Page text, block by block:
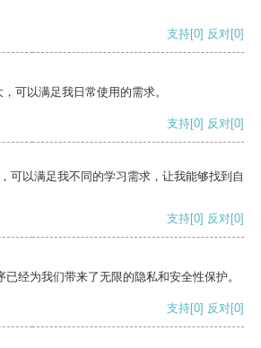
支持[0] 反对[0]
可以满足我日常使用的需求。
支持[0] 反对[0]
可以满足我不同的学习需求，让我能够找到自
支持[0] 反对[0]
经为我们带来了无限的隐私和安全性保护。
支持[0] 反对[0]